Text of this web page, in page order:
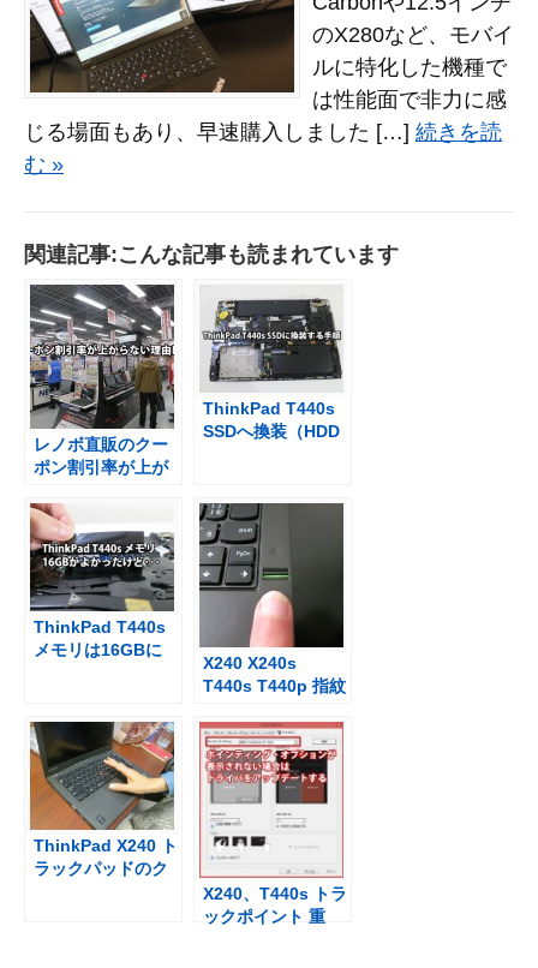
のX280など、モバイ
ルに特化した機種で
は性能面で非力に感
じる場面もあり、早速購入しました […] 続きを読
む »
関連記事:こんな記事も読まれています
レノボ直販のクー
ポン割引率が上が
てきた
ThinkPad T440s
SSDへ換装（HDD
ThinkPad T440s
メモリは16GBに
X240 X240s
T440s T440p 指紋
たい・登録するや
り方
ThinkPad X240 ト
ラックパッドのク
X240、T440s トラ
ックポイント 重